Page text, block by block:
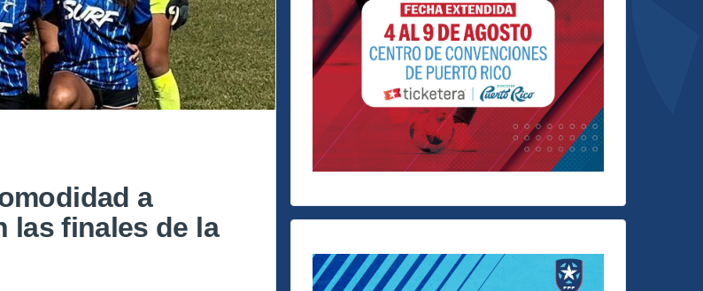
a
las finales de la